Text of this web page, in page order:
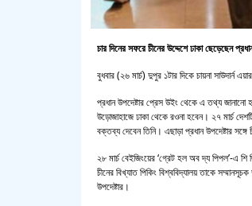
চার দিনের সফরে চীনের উদ্দেশে ঢাকা ছেড়েছেন
বুধবার (২৬ মার্চ) দুপুর ১টার দিকে চায়না সাউদার্ন
প্রধান উপদেষ্টার প্রেস উইং থেকে এ তথ্য জানানো
উড়োজাহাজে ঢাকা থেকে রওনা হবেন। ২৭ মার্চ
বক্তব্য দেবেন তিনি। এছাড়া প্রধান উপদেষ্টার সঙ্গে
২৮ মার্চ বেইজিংয়ের ‘গ্রেট হল অব দ্য পিপল’-এ
চীনের বিখ্যাত পিকিং বিশ্ববিদ্যালয় তাকে
উপদেষ্টার।